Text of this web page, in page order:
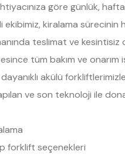
göre günlük,
ekibimiz, kiralama sürecinin
teslimat ve
tüm bakım ve onarım
akülü forkliftlerimizle
ve son teknoloji ile
forklift seçenekleri